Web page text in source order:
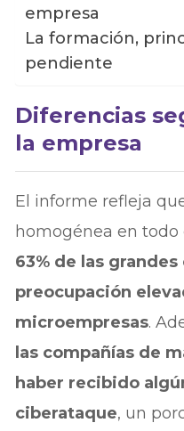
empresa
La formación,
pendiente
Diferencias
la empresa
El informe refleja
homogénea en
63% de las
preocupación
microempresas.
las compañías de
haber recibido
ciberataque, un